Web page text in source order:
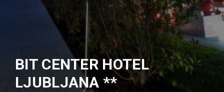
BIT CENTER HOTEL
LJUBLJANA **